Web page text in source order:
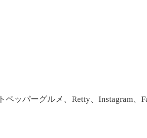
ッパーグルメ、Retty、Instagram、